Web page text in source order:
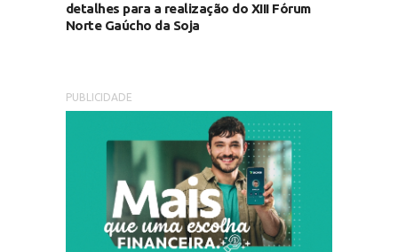
detalhes para a realização do XIII Fórum
Norte Gaúcho da Soja
PUBLICIDADE